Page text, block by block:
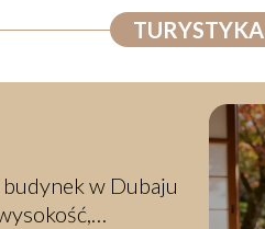
TURYSTYKA
w Dubaju